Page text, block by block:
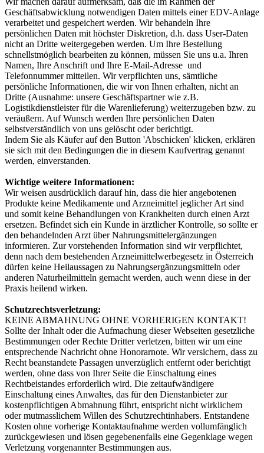
Geschäftsabwicklung notwendigen Daten mittels einer EDV-Anlage
verarbeitet und gespeichert werden. Wir behandeln Ihre
persönlichen Daten mit höchster Diskretion, d.h. dass User-Daten
nicht an Dritte weitergegeben werden. Um Ihre Bestellung
schnellstmöglich bearbeiten zu können, müssen Sie uns u.a. Ihren
Namen, Ihre Anschrift und Ihre E-Mail-Adresse und
Telefonnummer mitteilen. Wir verpflichten uns, sämtliche
persönliche Informationen, die wir von Ihnen erhalten, nicht an
Dritte (Ausnahme: unsere Geschäftspartner wie z.B.
Logistikdienstleister für die Warenlieferung) weiterzugeben bzw. zu
veräußern. Auf Wunsch werden Ihre persönlichen Daten
selbstverständlich von uns gelöscht oder berichtigt.
Indem Sie als Käufer auf den Button 'Abschicken' klicken, erklären
sie sich mit den Bedingungen die in diesem Kaufvertrag genannt
werden, einverstanden.
Wichtige weitere Informationen:
Wir weisen ausdrücklich darauf hin, dass die hier angebotenen
Produkte keine Medikamente und Arzneimittel jeglicher Art sind
und somit keine Behandlungen von Krankheiten durch einen Arzt
ersetzen. Befindet sich ein Kunde in ärztlicher Kontrolle, so sollte er
den behandelnden Arzt über Nahrungsmittelergänzungen
informieren. Zur vorstehenden Information sind wir verpflichtet,
denn nach dem bestehenden Arzneimittelwerbegesetz in Österreich
dürfen keine Heilaussagen zu Nahrungsergänzungsmitteln oder
anderen Naturheilmitteln gemacht werden, auch wenn diese in der
Praxis heilend wirken.
Schutzrechtsverletzung:
KEINE ABMAHNUNG OHNE VORHERIGEN KONTAKT!
Sollte der Inhalt oder die Aufmachung dieser Webseiten gesetzliche
Bestimmungen oder Rechte Dritter verletzen, bitten wir um eine
entsprechende Nachricht ohne Honorarnote. Wir versichern, dass zu
Recht beanstandete Passagen unverzüglich entfernt oder berichtigt
werden, ohne dass von Ihrer Seite die Einschaltung eines
Rechtbeistandes erforderlich wird. Die zeitaufwändigere
Einschaltung eines Anwaltes, das für den Dienstanbieter zur
kostenpflichtigen Abmahnung führt, entspricht nicht wirklichem
oder mutmasslichem Willen des Schutzrechtinhabers. Entstandene
Kosten ohne vorherige Kontaktaufnahme werden vollumfänglich
zurückgewiesen und lösen gegebenenfalls eine Gegenklage wegen
Verletzung vorgenannter Bestimmungen aus.